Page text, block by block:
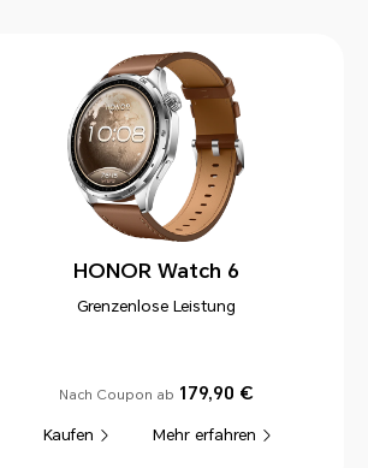
HONOR Watch 6
Grenzenlose Leistung
Nach Coupon ab 179,90 €
Kaufen Mehr erfahren